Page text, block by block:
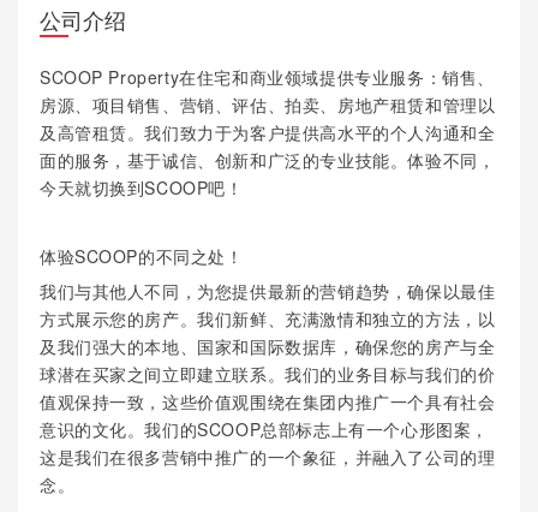
公司介绍
SCOOP Property在住宅和商业领域提供专业服务：销售、
房源、项目销售、营销、评估、拍卖、房地产租赁和管理以
及高管租赁。我们致力于为客户提供高水平的个人沟通和全
面的服务，基于诚信、创新和广泛的专业技能。体验不同，
今天就切换到SCOOP吧！
体验SCOOP的不同之处！
我们与其他人不同，为您提供最新的营销趋势，确保以最佳
方式展示您的房产。我们新鲜、充满激情和独立的方法，以
及我们强大的本地、国家和国际数据库，确保您的房产与全
球潜在买家之间立即建立联系。我们的业务目标与我们的价
值观保持一致，这些价值观围绕在集团内推广一个具有社会
意识的文化。我们的SCOOP总部标志上有一个心形图案，
这是我们在很多营销中推广的一个象征，并融入了公司的理
念。